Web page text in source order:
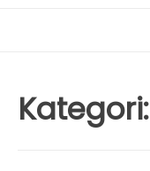
Kategori: